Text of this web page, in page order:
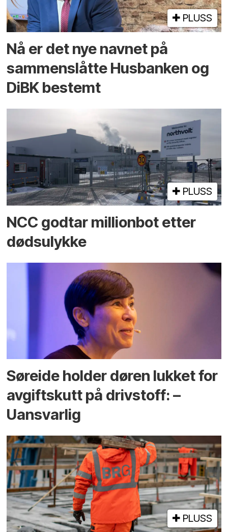
PLUSS
Nå er det nye navnet på
sammenslåtte Husbanken og
DiBK bestemt
PLUSS
NCC godtar millionbot etter
dødsulykke
Søreide holder døren lukket for
avgiftskutt på drivstoff: –
Uansvarlig
PLUSS